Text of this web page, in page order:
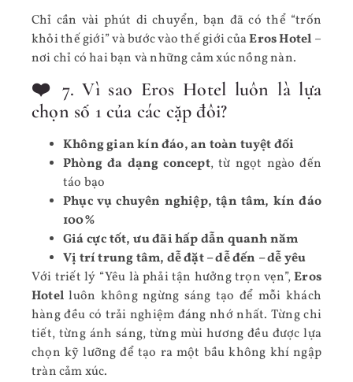
Chỉ cần vài phút di chuyển, bạn đã có thể “trốn
khỏi thế giới” và bước vào thế giới củaEros Hotel –
nơi chỉ có hai bạn và những cảm xúc nồng nàn.
❤️ 7. Vì sao Eros Hotel luôn là lựa
chọn số 1 của các cặp đôi?
Không gian kín đáo, an toàn tuyệt đối
Phòng đa dạng concept, từ ngọt ngào đến
táo bạo
Phục vụ chuyên nghiệp, tận tâm, kín đáo
100%
Giá cực tốt, ưu đãi hấp dẫn quanh năm
Vị trí trung tâm, dễ đặt – dễ đến – dễ yêu
Với triết lý “Yêu là phải tận hưởng trọn vẹn”,Eros
Hotel luôn không ngừng sáng tạo để mỗi khách
hàng đều có trải nghiệm đáng nhớ nhất. Từng chi
tiết, từng ánh sáng, từng mùi hương đều được lựa
chọn kỹ lưỡng để tạo ra một bầu không khí ngập
tràn cảm xúc.